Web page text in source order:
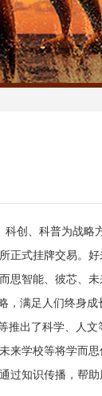
创、科普为战略
式挂牌交易。
思智能、彼芯、
，满足人们终身
推出了科学、人
来学校等将学而
过知识传播，帮